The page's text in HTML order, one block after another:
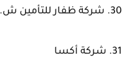
30. شركة ظفار للتأمين ش.م.م.ع.
31. شركة أكسا